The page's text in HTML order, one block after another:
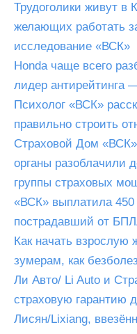
Трудоголики живут в
желающих работать
исследование «ВСК»
Honda чаще всего
лидер антирейтинга
Психолог «ВСК»
правильно строить
Страховой Дом
органы разоблачили
группы страховых
«ВСК» выплатила
пострадавший от
Как начать взрослую
зумерам, как
Ли Авто/ Li Auto и
страховую гарантию
Лисян/Lixiang,